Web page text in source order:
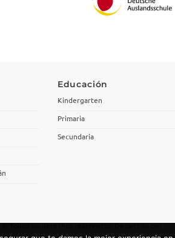
Educación
Kindergarten
Primaria
Secundaria
Todos los derechos reservados. Desarrollo por